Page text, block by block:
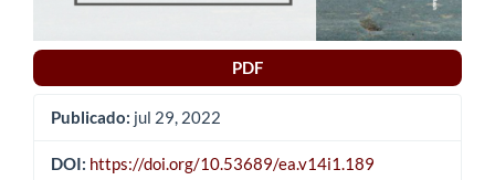
PDF
Publicado: jul 29, 2022
DOI: https://doi.org/10.53689/ea.v14i1.189